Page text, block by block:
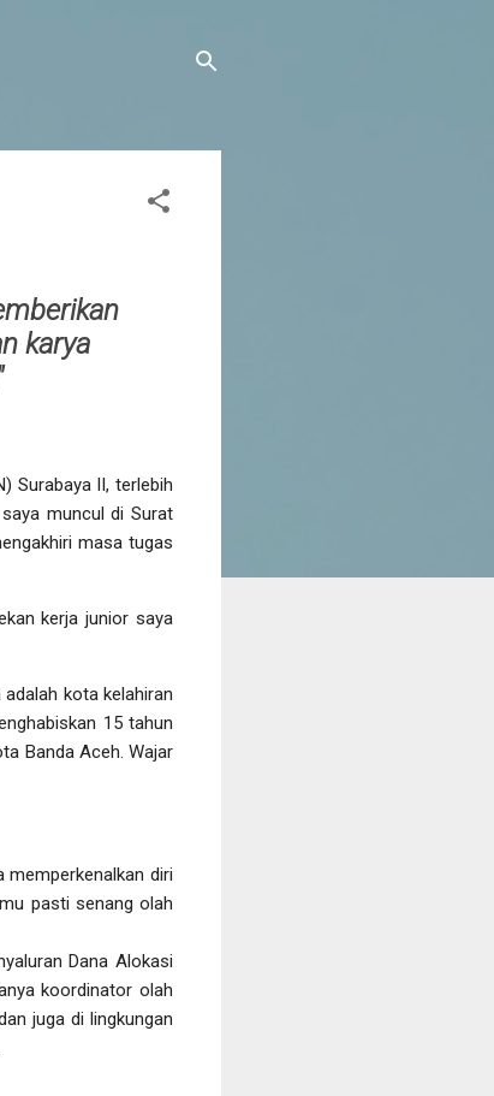
karya
Surabaya II, terlebih
muncul di Surat
masa tugas
kerja junior saya
kota kelahiran
15 tahun
Banda Aceh. Wajar
memperkenalkan diri
pasti senang olah
Dana Alokasi
koordinator olah
juga di lingkungan